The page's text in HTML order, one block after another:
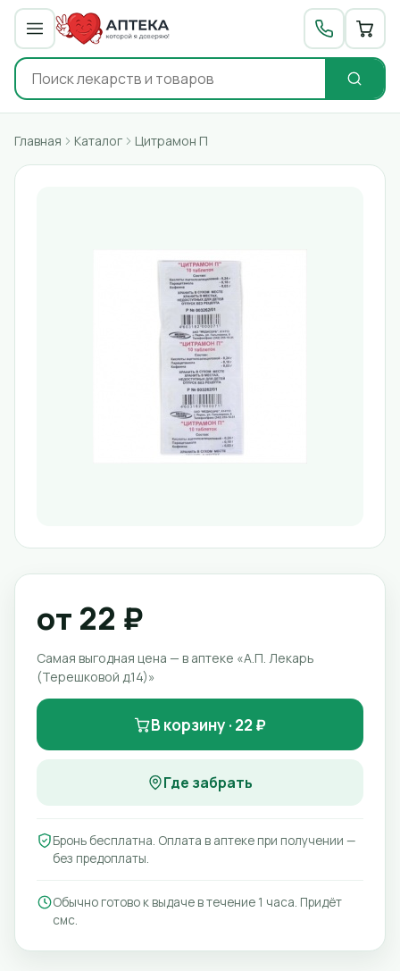
Главная Каталог Цитрамон П
от 22 ₽
Самая выгодная цена — в аптеке «А.П. Лекарь
(Терешковой д.14)»
В корзину · 22 ₽
Где забрать
Бронь бесплатна. Оплата в аптеке при получении —
без предоплаты.
Обычно готово к выдаче в течение 1 часа. Придёт
смс.